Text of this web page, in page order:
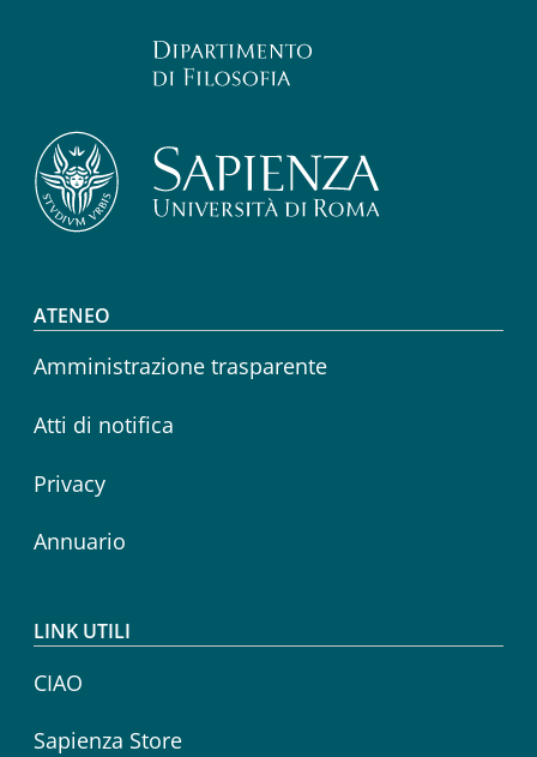
Footer menu
ATENEO
Amministrazione trasparente
Atti di notifica
Privacy
Annuario
LINK UTILI
CIAO
Sapienza Store